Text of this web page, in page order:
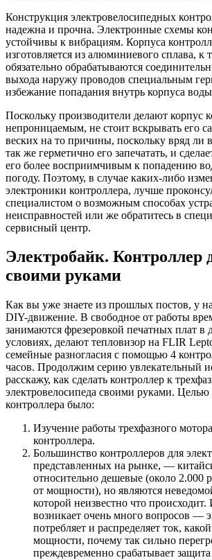
Конструкция электровелосипедных
надежна и прочна. Электронные схемы
устойчивы к вибрациям. Корпуса
изготовляется из алюминиевого сплава, к
обязательно обрабатываются
выхода наружу проводов специальным
избежание попадания внутрь корпуса
Поскольку производители делают корпус
непроницаемым, не стоит вскрывать его
веских на то причины, поскольку вряд ли
так же герметично его запечатать, и
его более восприимчивым к попадению
погоду. Поэтому, в случае каких-либо
электроники контроллера, лучше
специалистом о возможным способах
неисправностей или же обратитесь в
сервисный центр.
Электробайк. Контроллер
своими руками
Как вы уже знаете из прошлых постов, у
DIY-движение. В свободное от работы
занимаются фрезеровкой печатных плат в
условиях, делают тепловизор на FLIR
семейные разногласия с помощью 4
часов. Продолжим серию увлекательный
расскажу, как сделать контроллер к
электровелосипеда своими руками. Целью
контроллера было:
Изучение работы трехфазного
контроллера.
Большинство контроллеров для
представленных на рынке, —
относительно дешевые (около 2.000
от мощности), но являются
которой неизвестно что происходит.
возникает очень много вопросов —
потребляет и распределяет ток,
мощности, почему так сильно
преждевременно срабатывает